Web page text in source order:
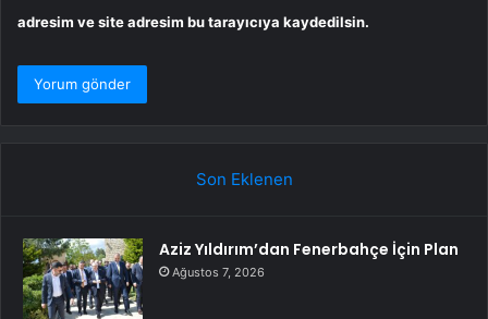
adresim ve site adresim bu tarayıcıya kaydedilsin.
Son Eklenen
Aziz Yıldırım’dan Fenerbahçe İçin Plan
Ağustos 7, 2026